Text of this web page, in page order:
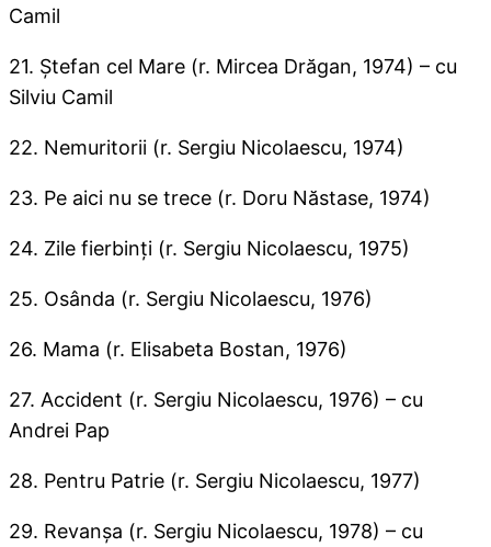
Camil
21. Ştefan cel Mare (r. Mircea Drăgan, 1974) – cu
Silviu Camil
22. Nemuritorii (r. Sergiu Nicolaescu, 1974)
23. Pe aici nu se trece (r. Doru Năstase, 1974)
24. Zile fierbinţi (r. Sergiu Nicolaescu, 1975)
25. Osânda (r. Sergiu Nicolaescu, 1976)
26. Mama (r. Elisabeta Bostan, 1976)
27. Accident (r. Sergiu Nicolaescu, 1976) – cu
Andrei Pap
28. Pentru Patrie (r. Sergiu Nicolaescu, 1977)
29. Revanşa (r. Sergiu Nicolaescu, 1978) – cu